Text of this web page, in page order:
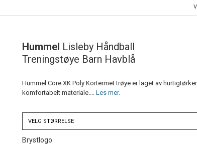
Hummel Lisleby Håndball
Treningstøye Barn Havblå
Hummel Core XK Poly Kortermet trøye er laget av
komfortabelt materiale.... Les mer.
VELG STØRRELSE
Brystlogo